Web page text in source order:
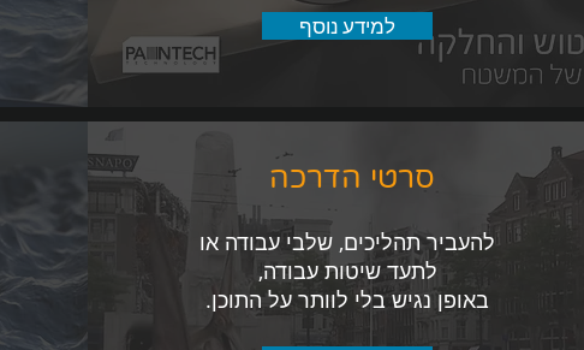
למידע נוסף
סרטי הדרכה
להעביר תהליכים, שלבי עבודה או
לתעד שיטות עבודה,
באופן נגיש בלי לוותר על התוכן.